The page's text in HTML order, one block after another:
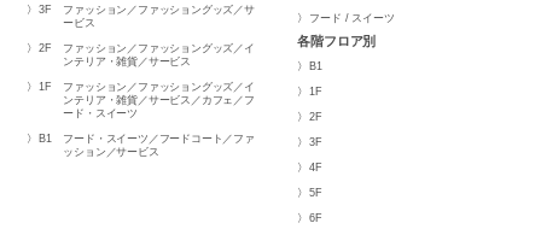
3F
ファッション／ファッショングッズ／サ
ービス
2F
ファッション／ファッショングッズ／イ
ンテリア・雑貨／サービス
1F
ファッション／ファッショングッズ／イ
ンテリア・雑貨／サービス／カフェ／フ
ード・スイーツ
B1
フード・スイーツ／フードコート／ファ
ッション／サービス
フード / スイーツ
各階フロア別
B1
1F
2F
3F
4F
5F
6F